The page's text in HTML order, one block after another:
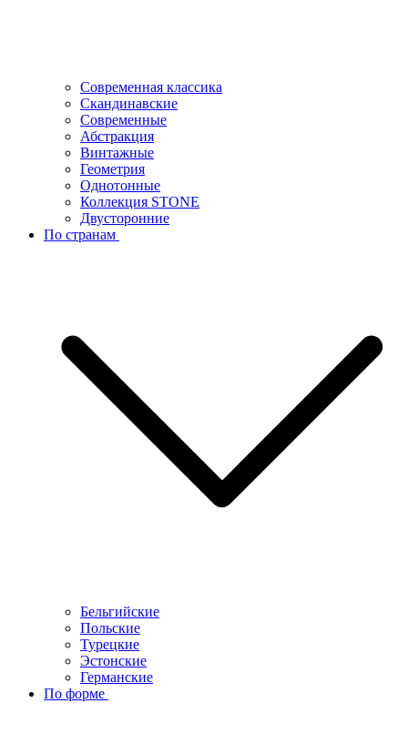
Современная классика
Скандинавские
Современные
Абстракция
Винтажные
Геометрия
Однотонные
Коллекция STONE
Двусторонние
По странам
Бельгийские
Польские
Турецкие
Эстонские
Германские
По форме